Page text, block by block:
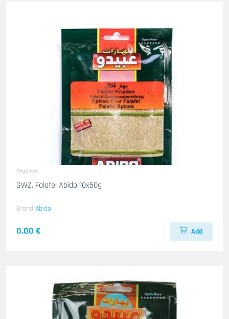
Gewuerz
GWZ. Falafel Abido 10x50g
Brand Abido
0.00 € Add